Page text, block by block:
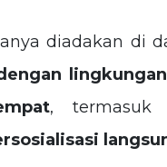
diadakan di
, termasuk